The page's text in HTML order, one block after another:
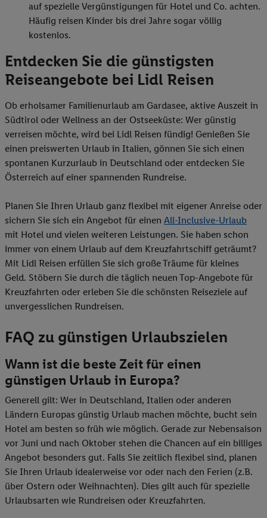
auf spezielle Vergünstigungen für Hotel und Co. achten.
Häufig reisen Kinder bis drei Jahre sogar völlig
kostenlos.
Entdecken Sie die günstigsten
Reiseangebote bei Lidl Reisen
Ob erholsamer Familienurlaub am Gardasee, aktive Auszeit in
Südtirol oder Wellness an der Ostseeküste: Wer günstig
verreisen möchte, wird bei Lidl Reisen fündig! Genießen Sie
einen preiswerten Urlaub in Italien, gönnen Sie sich einen
spontanen Kurzurlaub in Deutschland oder entdecken Sie
Österreich auf einer spannenden Rundreise.
Planen Sie Ihren Urlaub ganz flexibel mit eigener Anreise oder
sichern Sie sich ein Angebot für einen All-Inclusive-Urlaub
mit Hotel und vielen weiteren Leistungen. Sie haben schon
immer von einem Urlaub auf dem Kreuzfahrtschiff geträumt?
Mit Lidl Reisen erfüllen Sie sich große Träume für kleines
Geld. Stöbern Sie durch die täglich neuen Top-Angebote für
Kreuzfahrten oder erleben Sie die schönsten Reiseziele auf
unvergesslichen Rundreisen.
FAQ zu günstigen Urlaubszielen
Wann ist die beste Zeit für einen
günstigen Urlaub in Europa?
Generell gilt: Wer in Deutschland, Italien oder anderen
Ländern Europas günstig Urlaub machen möchte, bucht sein
Hotel am besten so früh wie möglich. Gerade zur Nebensaison
vor Juni und nach Oktober stehen die Chancen auf ein billiges
Angebot besonders gut. Falls Sie zeitlich flexibel sind, planen
Sie Ihren Urlaub idealerweise vor oder nach den Ferien (z.B.
über Ostern oder Weihnachten). Dies gilt auch für spezielle
Urlaubsarten wie Rundreisen oder Kreuzfahrten.